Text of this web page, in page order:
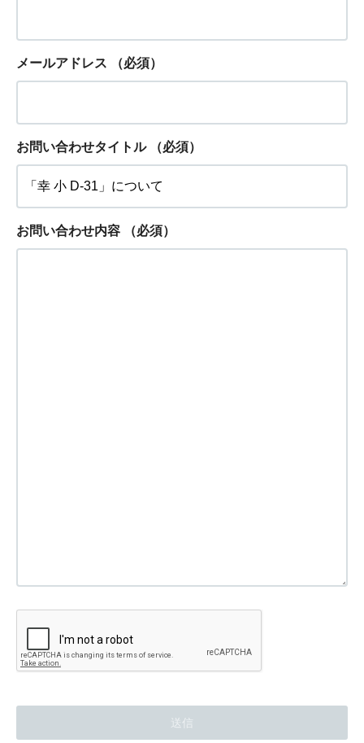
メールアドレス （必須）
お問い合わせタイトル （必須）
お問い合わせ内容 （必須）